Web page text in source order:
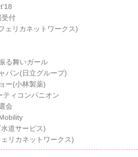
付
ェリカネットワークス)
る舞いガール
パン(日立グループ)
ー(小林製薬)
ィコンパニオン
会
道サービス)
リカネットワークス)